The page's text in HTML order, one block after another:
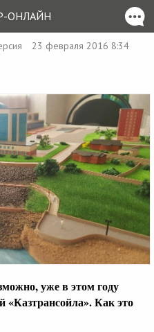
ОНЛАЙН
23 февраля 2016 8:34
уже в этом году
«Казтрансойла». Как это